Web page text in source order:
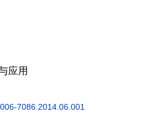
应用
7086.2014.06.001